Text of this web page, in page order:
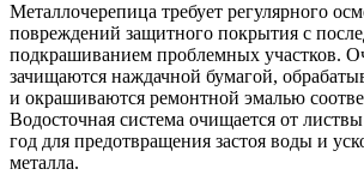
Металлочерепица требует регулярного
повреждений защитного покрытия с
подкрашиванием проблемных участков.
зачищаются наждачной бумагой,
и окрашиваются ремонтной эмалью
Водосточная система очищается от
год для предотвращения застоя воды и
металла.